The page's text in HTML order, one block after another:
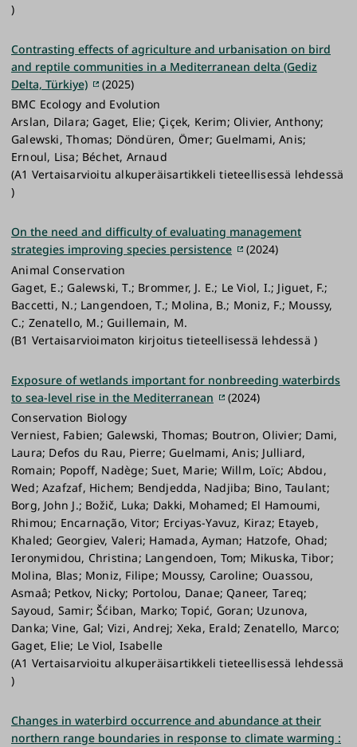
)
Contrasting effects of agriculture and urbanisation on bird
and reptile communities in a Mediterranean delta (Gediz
Delta, Türkiye)
(2025)
BMC Ecology and Evolution
Arslan, Dilara; Gaget, Elie; Çiçek, Kerim; Olivier, Anthony;
Galewski, Thomas; Döndüren, Ömer; Guelmami, Anis;
Ernoul, Lisa; Béchet, Arnaud
(A1 Vertaisarvioitu alkuperäisartikkeli tieteellisessä lehdessä
)
On the need and difficulty of evaluating management
strategies improving species persistence
(2024)
Animal Conservation
Gaget, E.; Galewski, T.; Brommer, J. E.; Le Viol, I.; Jiguet, F.;
Baccetti, N.; Langendoen, T.; Molina, B.; Moniz, F.; Moussy,
C.; Zenatello, M.; Guillemain, M.
(B1 Vertaisarvioimaton kirjoitus tieteellisessä lehdessä )
Exposure of wetlands important for nonbreeding waterbirds
to sea-level rise in the Mediterranean
(2024)
Conservation Biology
Verniest, Fabien; Galewski, Thomas; Boutron, Olivier; Dami,
Laura; Defos du Rau, Pierre; Guelmami, Anis; Julliard,
Romain; Popoff, Nadège; Suet, Marie; Willm, Loïc; Abdou,
Wed; Azafzaf, Hichem; Bendjedda, Nadjiba; Bino, Taulant;
Borg, John J.; Božič, Luka; Dakki, Mohamed; El Hamoumi,
Rhimou; Encarnação, Vitor; Erciyas-Yavuz, Kiraz; Etayeb,
Khaled; Georgiev, Valeri; Hamada, Ayman; Hatzofe, Ohad;
Ieronymidou, Christina; Langendoen, Tom; Mikuska, Tibor;
Molina, Blas; Moniz, Filipe; Moussy, Caroline; Ouassou,
Asmaâ; Petkov, Nicky; Portolou, Danae; Qaneer, Tareq;
Sayoud, Samir; Šćiban, Marko; Topić, Goran; Uzunova,
Danka; Vine, Gal; Vizi, Andrej; Xeka, Erald; Zenatello, Marco;
Gaget, Elie; Le Viol, Isabelle
(A1 Vertaisarvioitu alkuperäisartikkeli tieteellisessä lehdessä
)
Changes in waterbird occurrence and abundance at their
northern range boundaries in response to climate warming :